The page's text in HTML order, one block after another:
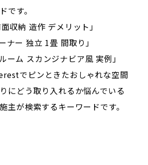
です。
収納 造作 デメリット」
ナー 独立 1畳 間取り」
ーム スカンジナビア風 実例」
でピンときたおしゃれな空間
にどう取り入れるか悩んでいる
主が検索するキーワードです。